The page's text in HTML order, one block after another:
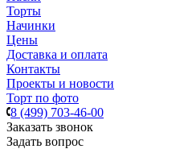
Торты
Начинки
Цены
Доставка и оплата
Контакты
Проекты и новости
Торт по фото
8 (499) 703-46-00
Заказать звонок
Задать вопрос